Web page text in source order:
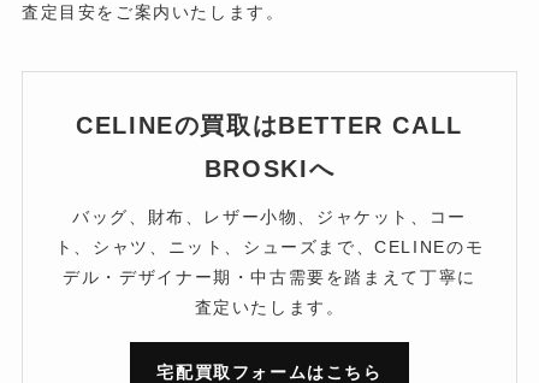
査定目安をご案内いたします。
CELINEの買取はBETTER CALL
BROSKIへ
バッグ、財布、レザー小物、ジャケット、コー
ト、シャツ、ニット、シューズまで、CELINEのモ
デル・デザイナー期・中古需要を踏まえて丁寧に
査定いたします。
宅配買取フォームはこちら